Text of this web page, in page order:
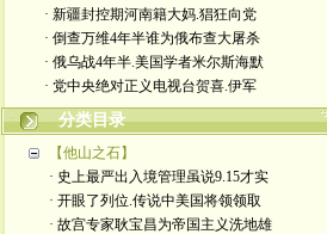
· 新疆封控期河南籍大妈.猖狂向党
· 倒查万维4年半谁为俄布查大屠杀
· 俄乌战4年半.美国学者米尔斯海默
· 党中央绝对正义电视台贺喜.伊军
分类目录
【他山之石】
· 史上最严出入境管理虽说9.15才实
· 开眼了列位.传说中美国将领领取
· 故宫专家耿宝昌为帝国主义洗地雄